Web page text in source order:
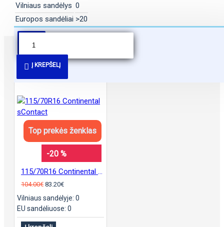
Vilniaus sandėlys 0
Europos sandėliai >20
Į KREPŠELĮ
PANAŠŪS PASIŪLYMAI
Top prekės ženklas
-20 %
104.00€ 83.20€
Vilniaus sandėlyje: 0
EU sandėliuose: 0